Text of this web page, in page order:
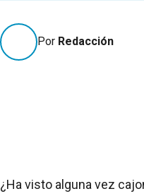
Por Redacción
¿Ha visto alguna vez